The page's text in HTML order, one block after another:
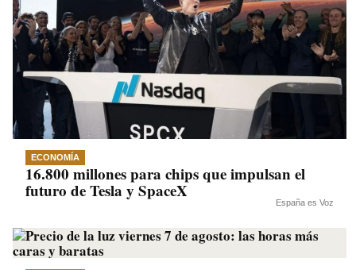
ECONOMÍA
16.800 millones para chips que impulsan el
futuro de Tesla y SpaceX
España es Voz